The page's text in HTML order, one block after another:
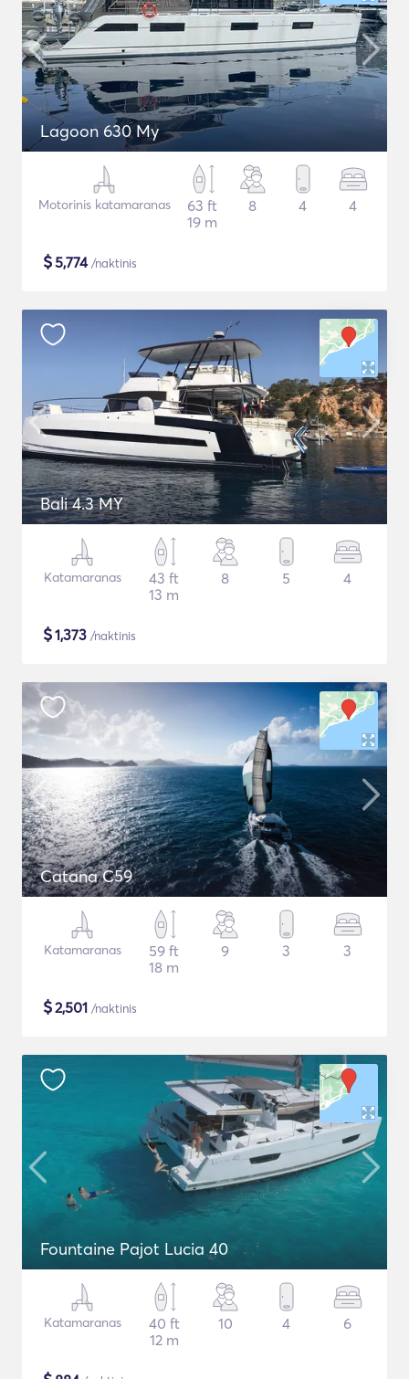
Lagoon 630 My
Motorinis katamaranas
63 ft
19 m
8 4 4
$5,774/naktinis
Bali 4.3 MY
Katamaranas
43 ft
13 m
8 5 4
$1,373 /naktinis
Catana C59
Katamaranas
59 ft
18 m
9 3 3
$2,501 /naktinis
Fountaine Pajot Lucia 40
Katamaranas
40 ft
12 m
10 4 6